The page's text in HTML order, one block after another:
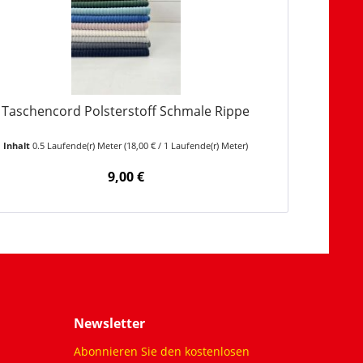
Taschencord Polsterstoff Schmale Rippe
Inhalt0.5 Laufende(r) Meter(18,00 € / 1 Laufende(r) Meter)
9,00 €
Newsletter
Abonnieren Sie den kostenlosen